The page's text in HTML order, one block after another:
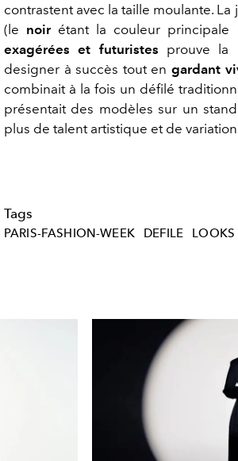
contrastent avec la taille moulante.
(le noirétant la couleur
exagérées et futuristes prouve la
designer à succès tout engardant
combinait à la fois un défilé
présentait des modèles sur un
plus de talent artistique et de
Tags
PARIS-FASHION-WEEK DEFILE LOOKS